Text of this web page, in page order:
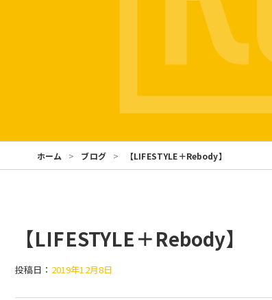
ホーム ブログ 【LIFESTYLE＋Rebody】
【LIFESTYLE＋Rebody】
投稿日： 2019年12月8日